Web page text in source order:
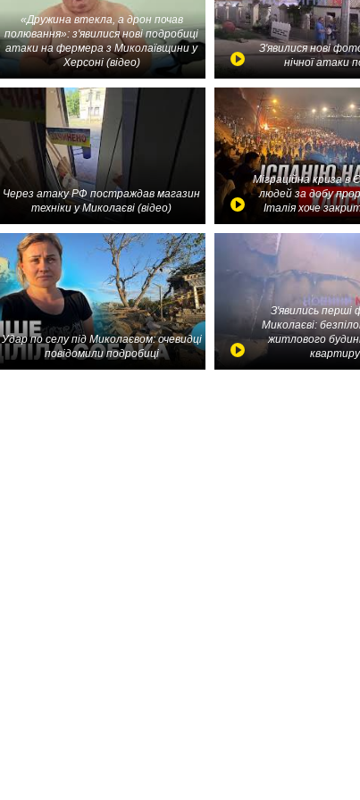
«Дружина втекла, а дрон почав
полювання»: з'явилися нові подробиці
атаки на фермера з Миколаївщини у
Херсоні (відео)
З'явилися нові
нічної атаки
Через атаку РФ постраждав магазин
техніки у Миколаєві (відео)
Міграційна криза в
людей за добу
Італія хоче
Удар по селу під Миколаєвом: очевидці
повідомили подробиці
З'явились
Миколаєві:
житлового
квартиру